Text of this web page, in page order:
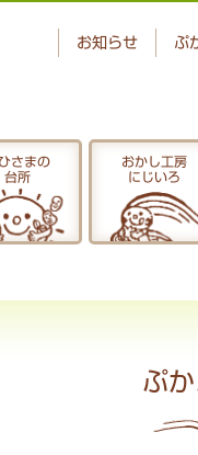
お知らせ ぷ
ぷかぷか
ぷ
さまの
台所
おかし工房
にじいろ
ぷ